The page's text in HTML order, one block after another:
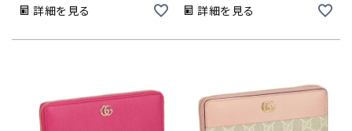
詳細を見る 詳細を見る